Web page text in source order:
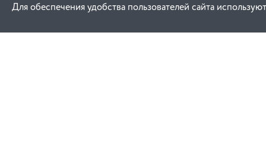
Для обеспечения удобства пользователей сайта